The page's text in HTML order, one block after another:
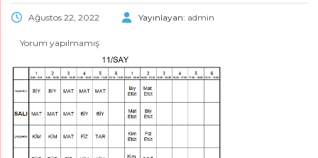
Ağustos 22, 2022 Yayınlayan: admin
Yorum yapılmamış